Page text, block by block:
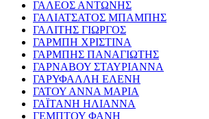
ΓΑΛΕΟΣ ΑΝΤΩΝΗΣ
ΓΑΛΙΑΤΣΑΤΟΣ ΜΠΑΜΠΗΣ
ΓΑΛΙΤΗΣ ΓΙΩΡΓΟΣ
ΓΑΡΜΠΗ ΧΡΙΣΤΙΝΑ
ΓΑΡΜΠΗΣ ΠΑΝΑΓΙΩΤΗΣ
ΓΑΡΝΑΒΟΥ ΣΤΑΥΡΙΑΝΝΑ
ΓΑΡΥΦΑΛΛΗ ΕΛΕΝΗ
ΓΑΤΟΥ ΑΝΝΑ ΜΑΡΙΑ
ΓΑΪΤΑΝΗ ΗΛΙΑΝΝΑ
ΓΕΜΠΤΟΥ ΦΑΝΗ